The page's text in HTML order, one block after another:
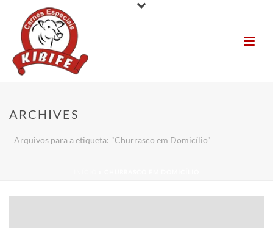
ARCHIVES
Arquivos para a etiqueta: "Churrasco em Domicílio"